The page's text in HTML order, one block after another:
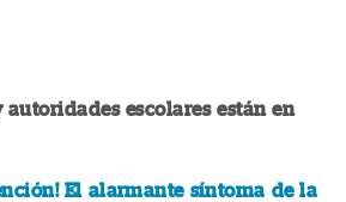
escolares están en
El alarmante síntoma de la